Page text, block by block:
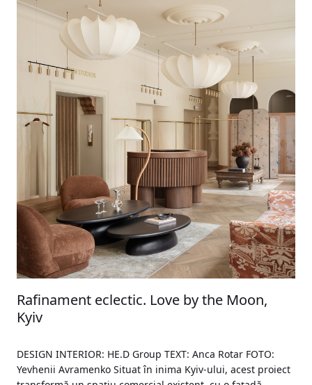
Rafinament eclectic. Love by the Moon,
Kyiv
DESIGN INTERIOR: HE.D Group TEXT: Anca Rotar FOTO:
Yevhenii Avramenko Situat în inima Kyiv-ului, acest proiect